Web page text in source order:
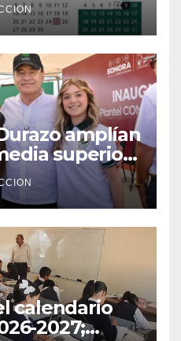
amplían
superior
calendario
2027;